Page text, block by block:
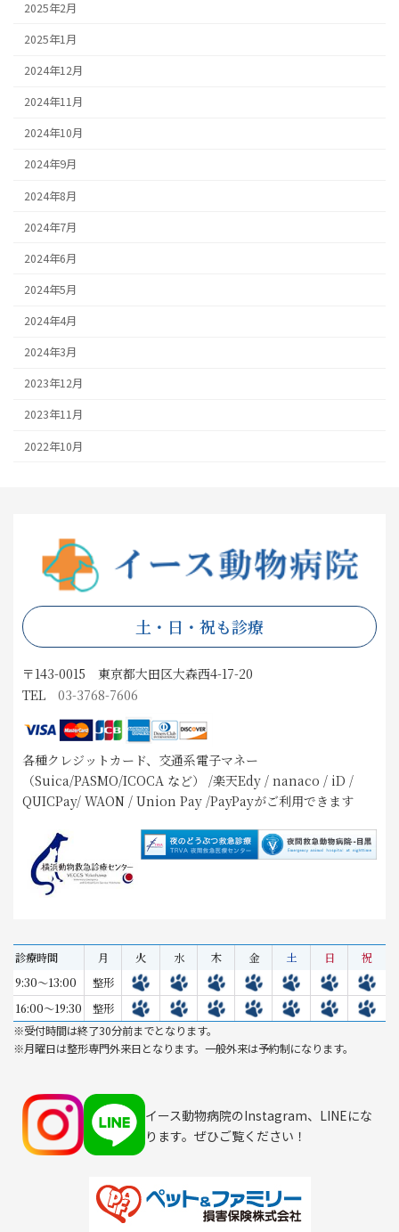
2025年2月
2025年1月
2024年12月
2024年11月
2024年10月
2024年9月
2024年8月
2024年7月
2024年6月
2024年5月
2024年4月
2024年3月
2023年12月
2023年11月
2022年10月
土・日・祝も診療
〒143-0015 東京都大田区大森西4-17-20
TEL 03-3768-7606
各種クレジットカード、交通系電子マネー
（Suica/PASMO/ICOCA など） /楽天Edy / nanaco / iD /
QUICPay/ WAON / Union Pay /PayPayがご利用できます
診療時間 月 火 水 木 金 土 日
祝
9:30～13:00
整形
16:00～19:30
整形
※受付時間は終了30分前までとなります。
※月曜日は整形専門外来日となります。一般外来は予約制になります。
イース動物病院のInstagram、LINEにな
ります。ぜひご覧ください！